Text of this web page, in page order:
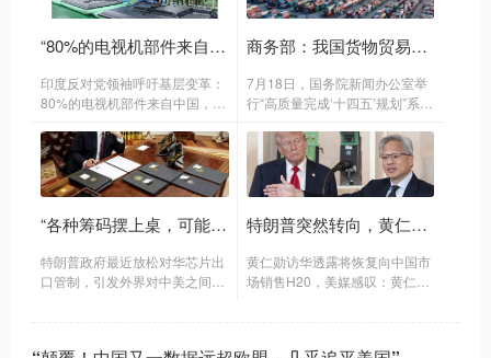
“80%的电视机部件来自中国，印度制造只是组装”
印度反对党领袖呼吁基层变革：
80%的电视机部件来自中国，印
商务部：我国货物贸易规模稳居全球第一，服务贸易规模稳居全球第二
7月18日，国务院新闻办公室举
行“高质量完成‘十四五’规划”系列
“各种筹码摆上桌，可能促成中美科技大交易”
特朗普政府最近放松对华芯片出
口管制，引发外界对中美之间可
特朗普突然转向，黄仁勋来华宣布“好消息”
黄仁勋访华透露将恢复向中国市
场销售H20，美媒感叹：黄仁勋